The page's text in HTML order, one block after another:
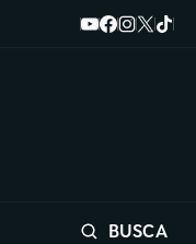
BUSCA